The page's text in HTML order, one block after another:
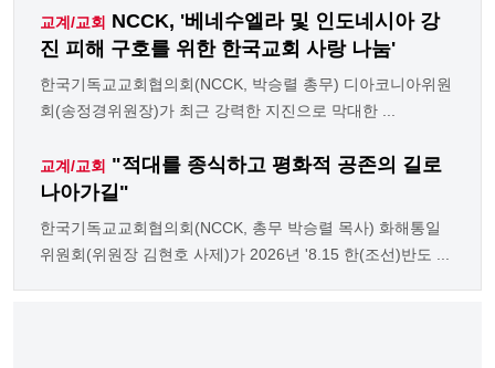
교계/교회 NCCK, '베네수엘라 및 인도네시아 강
진 피해 구호를 위한 한국교회 사랑 나눔'
한국기독교교회협의회(NCCK, 박승렬 총무) 디아코니아위원
회(송정경위원장)가 최근 강력한 지진으로 막대한 ...
교계/교회 "적대를 종식하고 평화적 공존의 길로
나아가길"
한국기독교교회협의회(NCCK, 총무 박승렬 목사) 화해통일
위원회(위원장 김현호 사제)가 2026년 '8.15 한(조선)반도 ...